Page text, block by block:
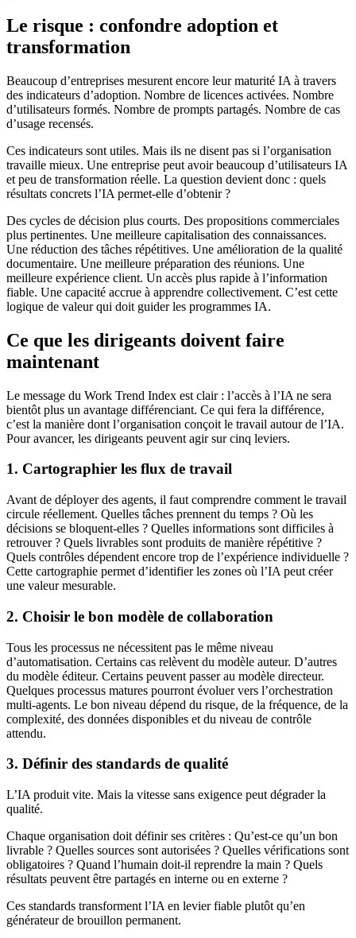
Le risque : confondre adoption et
transformation
Beaucoup d’entreprises mesurent encore leur maturité IA à travers
des indicateurs d’adoption. Nombre de licences activées. Nombre
d’utilisateurs formés. Nombre de prompts partagés. Nombre de cas
d’usage recensés.
Ces indicateurs sont utiles. Mais ils ne disent pas si l’organisation
travaille mieux. Une entreprise peut avoir beaucoup d’utilisateurs IA
et peu de transformation réelle. La question devient donc : quels
résultats concrets l’IA permet-elle d’obtenir ?
Des cycles de décision plus courts. Des propositions commerciales
plus pertinentes. Une meilleure capitalisation des connaissances.
Une réduction des tâches répétitives. Une amélioration de la qualité
documentaire. Une meilleure préparation des réunions. Une
meilleure expérience client. Un accès plus rapide à l’information
fiable. Une capacité accrue à apprendre collectivement. C’est cette
logique de valeur qui doit guider les programmes IA.
Ce que les dirigeants doivent faire
maintenant
Le message du Work Trend Index est clair : l’accès à l’IA ne sera
bientôt plus un avantage différenciant. Ce qui fera la différence,
c’est la manière dont l’organisation conçoit le travail autour de l’IA.
Pour avancer, les dirigeants peuvent agir sur cinq leviers.
1. Cartographier les flux de travail
Avant de déployer des agents, il faut comprendre comment le travail
circule réellement. Quelles tâches prennent du temps ? Où les
décisions se bloquent-elles ? Quelles informations sont difficiles à
retrouver ? Quels livrables sont produits de manière répétitive ?
Quels contrôles dépendent encore trop de l’expérience individuelle ?
Cette cartographie permet d’identifier les zones où l’IA peut créer
une valeur mesurable.
2. Choisir le bon modèle de collaboration
Tous les processus ne nécessitent pas le même niveau
d’automatisation. Certains cas relèvent du modèle auteur. D’autres
du modèle éditeur. Certains peuvent passer au modèle directeur.
Quelques processus matures pourront évoluer vers l’orchestration
multi-agents. Le bon niveau dépend du risque, de la fréquence, de la
complexité, des données disponibles et du niveau de contrôle
attendu.
3. Définir des standards de qualité
L’IA produit vite. Mais la vitesse sans exigence peut dégrader la
qualité.
Chaque organisation doit définir ses critères : Qu’est-ce qu’un bon
livrable ? Quelles sources sont autorisées ? Quelles vérifications sont
obligatoires ? Quand l’humain doit-il reprendre la main ? Quels
résultats peuvent être partagés en interne ou en externe ?
Ces standards transforment l’IA en levier fiable plutôt qu’en
générateur de brouillon permanent.